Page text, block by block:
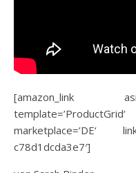
[amazon_link
marketplace=’DE‘
c78d1dcda3e7′]